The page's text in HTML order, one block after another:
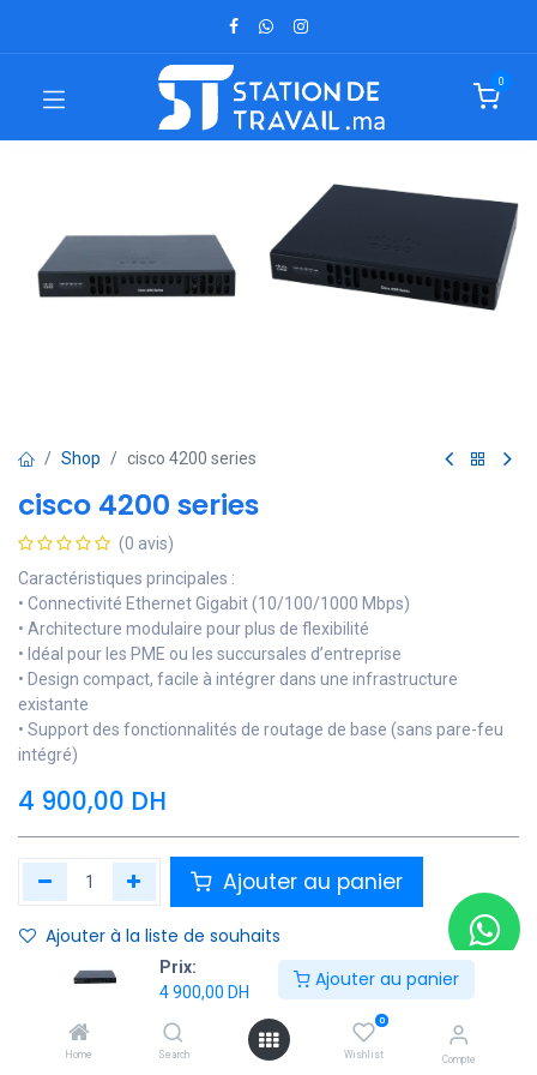
Prix:
4 900,00 DH
Ajouter au panier
Home Search
0
Wishlist Compte
0
Shop cisco 4200 series
cisco 4200 series
(0 avis)
Caractéristiques principales :
• Connectivité Ethernet Gigabit (10/100/1000 Mbps)
• Architecture modulaire pour plus de flexibilité
• Idéal pour les PME ou les succursales d’entreprise
• Design compact, facile à intégrer dans une infrastructure
existante
• Support des fonctionnalités de routage de base (sans pare-feu
intégré)
4 900,00 DH
Ajouter au panier
Ajouter à la liste de souhaits
Contactez Nous
Soyez averti lorsque le produit est de nouveau en stock